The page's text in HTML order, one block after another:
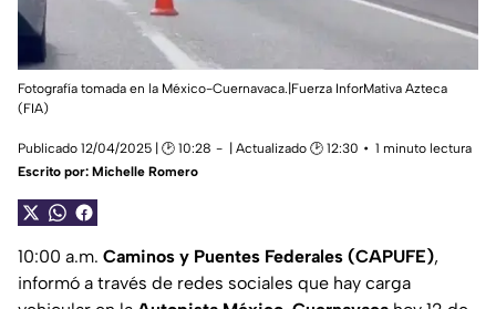
Fotografía tomada en la México-Cuernavaca.|Fuerza InforMativa Azteca
(FIA)
Publicado 12/04/2025 | 🕑 10:28 | Actualizado 🕑 12:30
1 minuto lectura
Escrito por: Michelle Romero
10:00 a.m. Caminos y Puentes Federales (CAPUFE),
informó a través de redes sociales que hay carga